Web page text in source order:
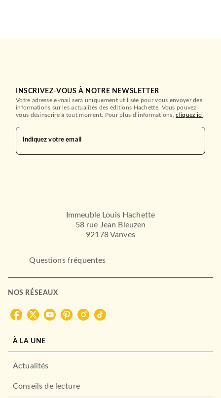
INSCRIVEZ-VOUS À NOTRE NEWSLETTER
Votre adresse e-mail sera uniquement utilisée pour vous envoyer des
informations sur les actualités des éditions Hachette. Vous pouvez
vous désinscrire à tout moment. Pour plus d’informations,cliquez ici
Indiquez votre email
Immeuble Louis Hachette
58 rue Jean Bleuzen
92178 Vanves
Questions fréquentes
NOS RÉSEAUX
À LA UNE
Actualités
Conseils de lecture